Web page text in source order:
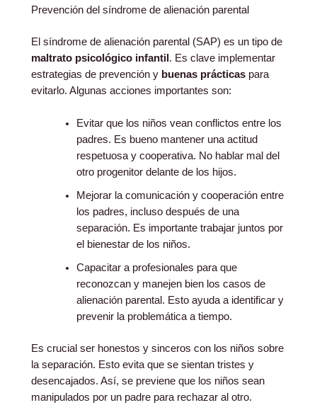
Prevención del síndrome de alienación parental
El síndrome de alienación parental (SAP) es un tipo de
maltrato psicológico infantil . Es clave implementar
estrategias de prevención y buenas prácticas para
evitarlo. Algunas acciones importantes son:
Evitar que los niños vean conflictos entre los
padres. Es bueno mantener una actitud
respetuosa y cooperativa. No hablar mal del
otro progenitor delante de los hijos.
Mejorar la comunicación y cooperación entre
los padres, incluso después de una
separación. Es importante trabajar juntos por
el bienestar de los niños.
Capacitar a profesionales para que
reconozcan y manejen bien los casos de
alienación parental. Esto ayuda a identificar y
prevenir la problemática a tiempo.
Es crucial ser honestos y sinceros con los niños sobre
la separación. Esto evita que se sientan tristes y
desencajados. Así, se previene que los niños sean
manipulados por un padre para rechazar al otro.